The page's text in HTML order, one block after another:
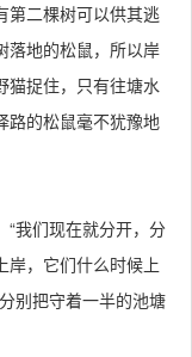
第二棵树可以供其逃
落地的松鼠，所以岸
猫捉住，只有往塘水
路的松鼠毫不犹豫地
“我们现在就分开，分
岸，它们什么时候上
别把守着一半的池塘